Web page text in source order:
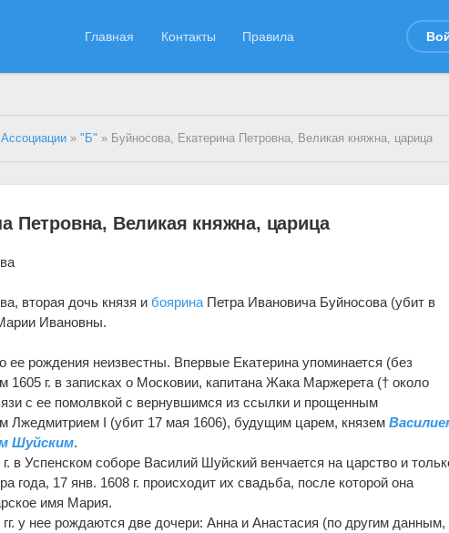
Главная Контакты Правила
»"Б" » Буйносова, Екатерина Петровна, Великая княжна, царица
Петровна, Великая княжна, царица
вторая дочь князя и боярина Петра Ивановича Буйносова (убит в
Ивановны.
ее рождения неизвестны. Впервые Екатерина упоминается (без
1605 г. в записках о Московии, капитана Жака Маржерета († около
с ее помолвкой с вернувшимся из ссылки и прощенным
Лжедмитрием I (убит 17 мая 1606), будущим царем, князем
Шуйским.
в Успенском соборе Василий Шуйский венчается на царство и
года, 17 янв. 1608 г. происходит их свадьба, после которой она
имя Мария.
у нее рождаются две дочери: Анна и Анастасия (по другим данным,